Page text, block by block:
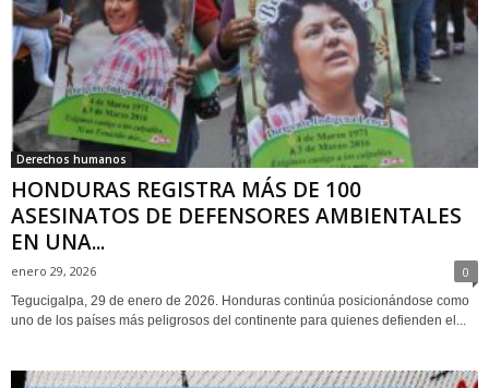
Derechos humanos
HONDURAS REGISTRA MÁS DE 100
ASESINATOS DE DEFENSORES AMBIENTALES
EN UNA...
enero 29, 2026 0
Tegucigalpa, 29 de enero de 2026. Honduras continúa posicionándose como
uno de los países más peligrosos del continente para quienes defienden el...